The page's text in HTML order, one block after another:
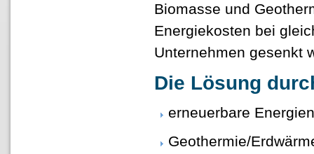
Biomasse und
Energiekosten bei
Unternehmen gesenkt
Die Lösung
erneuerbare
Geothermie/